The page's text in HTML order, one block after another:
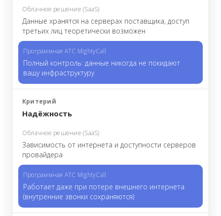
Данные хранятся на серверах поставщика, доступ
третьих лиц теоретически возможен
Полный контроль: данные никогда не покидают
вашу инфраструктуру
Надёжность
Зависимость от интернета и доступности серверов
провайдера
Работает даже при потере внешнего интернета
(внутренние звонки сохраняются)